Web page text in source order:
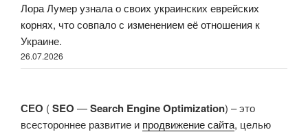
Лора Лумер узнала о своих украинских еврейских
корнях, что совпало с изменением её отношения к
Украине.
26.07.2026
СЕО (SEO —Search Engine Optimization) – это
всестороннее развитие и продвижение сайта, целью